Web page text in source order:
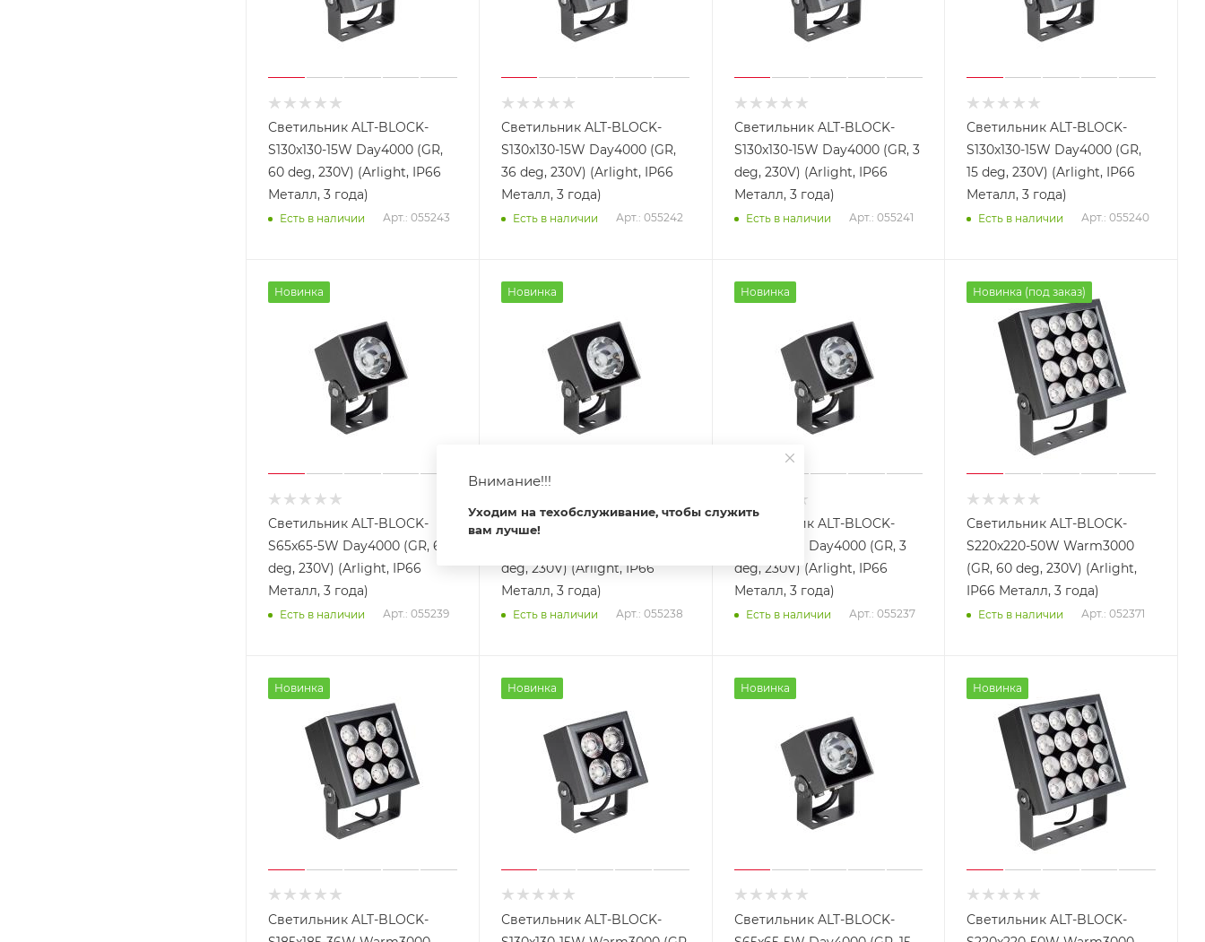
Светильник ALT-BLOCK-
S130x130-15W Day4000 (GR,
60 deg, 230V) (Arlight, IP66
Металл, 3 года)
Есть в наличии Арт.: 055243
Светильник ALT-BLOCK-
S130x130-15W Day4000 (GR,
36 deg, 230V) (Arlight, IP66
Металл, 3 года)
Есть в наличии Арт.: 055242
Светильник ALT-BLOCK-
S130x130-15W Day4000 (GR, 3
deg, 230V) (Arlight, IP66
Металл, 3 года)
Есть в наличии Арт.: 055241
Светильник ALT-BLOCK-
S130x130-15W Day4000 (GR,
15 deg, 230V) (Arlight, IP66
Металл, 3 года)
Есть в наличии Арт.: 055240
Новинка
Светильник ALT-BLOCK-
S65x65-5W Day4000 (GR, 60
deg, 230V) (Arlight, IP66
Металл, 3 года)
Есть в наличии Арт.: 055239
Новинка
Светильник ALT-BLOCK-
deg, 230V) (Arlight, IP66
Металл, 3 года)
Есть в наличии Арт.: 055238
Новинка
Светильник ALT-BLOCK-
S65x65-5W Day4000 (GR, 3
deg, 230V) (Arlight, IP66
Металл, 3 года)
Есть в наличии Арт.: 055237
Новинка (под заказ)
Светильник ALT-BLOCK-
S220x220-50W Warm3000
(GR, 60 deg, 230V) (Arlight,
IP66 Металл, 3 года)
Есть в наличии Арт.: 052371
Новинка
Светильник ALT-BLOCK-
Новинка
Светильник ALT-BLOCK-
Новинка
Светильник ALT-BLOCK-
Новинка
Светильник ALT-BLOCK-
Внимание!!!
Уходим на техобслуживание, чтобы служить
вам лучше!